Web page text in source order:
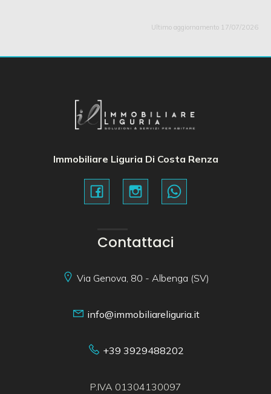
Ultimo aggiornamento 17/07/2026
Immobiliare Liguria Di Costa Renza
Contattaci
Via Genova, 80 - Albenga (SV)
info@immobiliareliguria.it
+39 3929488202
P.IVA 01304130097